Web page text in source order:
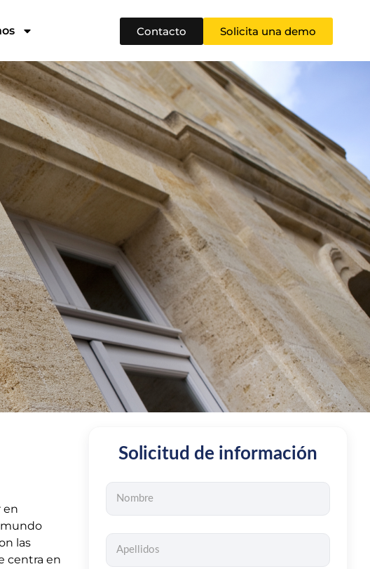
Contacto Solicita una demo
en
mundo
las
centra en
Solicitud de información